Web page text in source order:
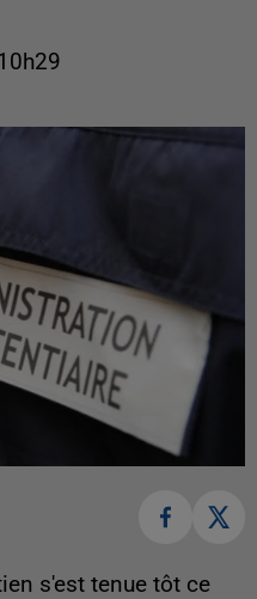
s'est tenue tôt ce